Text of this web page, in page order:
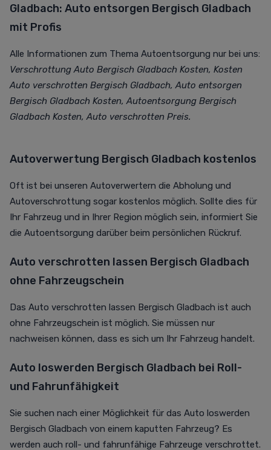
Gladbach: Auto entsorgen Bergisch Gladbach
mit Profis
Alle Informationen zum Thema Autoentsorgung nur bei uns:
Verschrottung Auto Bergisch Gladbach Kosten, Kosten
Auto verschrotten Bergisch Gladbach, Auto entsorgen
Bergisch Gladbach Kosten, Autoentsorgung Bergisch
Gladbach Kosten, Auto verschrotten Preis.
Autoverwertung Bergisch Gladbach kostenlos
Oft ist bei unseren Autoverwertern die Abholung und
Autoverschrottung sogar kostenlos möglich. Sollte dies für
Ihr Fahrzeug und in Ihrer Region möglich sein, informiert Sie
die Autoentsorgung darüber beim persönlichen Rückruf.
Auto verschrotten lassen Bergisch Gladbach
ohne Fahrzeugschein
Das Auto verschrotten lassen Bergisch Gladbach ist auch
ohne Fahrzeugschein ist möglich. Sie müssen nur
nachweisen können, dass es sich um Ihr Fahrzeug handelt.
Auto loswerden Bergisch Gladbach bei Roll-
und Fahrunfähigkeit
Sie suchen nach einer Möglichkeit für das Auto loswerden
Bergisch Gladbach von einem kaputten Fahrzeug? Es
werden auch roll- und fahrunfähige Fahrzeuge verschrottet.